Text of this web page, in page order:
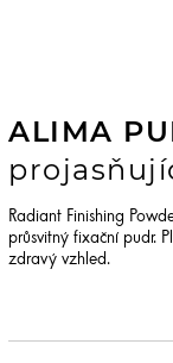
ALIMA
Radiant Finishing
průsvitný fixační pudr.
zdravý vzhled.